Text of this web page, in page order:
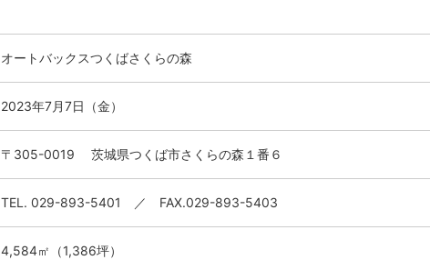
オートバックスつくばさくらの森
2023年7月7日（金）
〒305-0019 茨城県つくば市さくらの森１番６
TEL. 029-893-5401 ／ FAX.029-893-5403
4,584㎡（1,386坪）